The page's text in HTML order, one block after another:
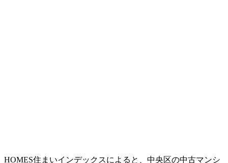
HOMES住まいインデックスによると、中央区の中古マンシ